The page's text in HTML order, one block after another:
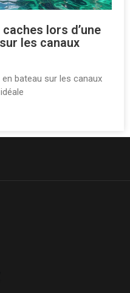
lors d’une
les canaux
bateau sur les canaux